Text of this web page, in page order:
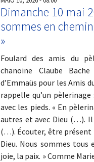
Dimanche 10 mai
sommes en
»
Foulard des amis du
chanoine Claube
d’Emmaüs pour les Amis
rappelle qu’un
avec les pieds. « En
autres et avec Dieu (…).
(…). Écouter, être présent
Dieu. Nous sommes tous
joie, la paix. » Comme